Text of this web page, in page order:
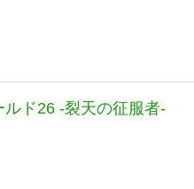
ルド26 -裂天の征服者-